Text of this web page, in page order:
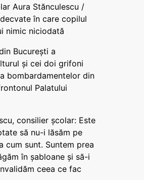
Aura Stănculescu /
în care copilul
nimic niciodată
București a
și cei doi grifoni
bombardamentelor din
Palatului
consilier școlar: Este
să nu-i lăsăm pe
cum sunt. Suntem prea
în șabloane și să-i
ceea ce fac